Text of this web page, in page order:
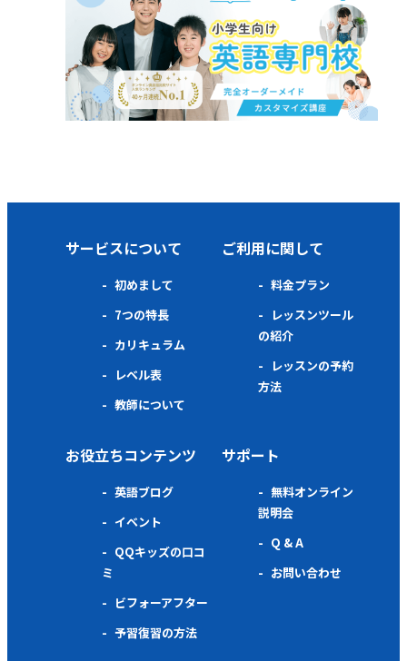
サービスについて
初めまして
7つの特長
カリキュラム
レベル表
教師について
ご利用に関して
料金プラン
レッスンツール
の紹介
レッスンの予約
方法
お役立ちコンテンツ
英語ブログ
イベント
QQキッズの口コ
ミ
ビフォーアフター
予習復習の方法
サポート
無料オンライン
説明会
Q & A
お問い合わせ